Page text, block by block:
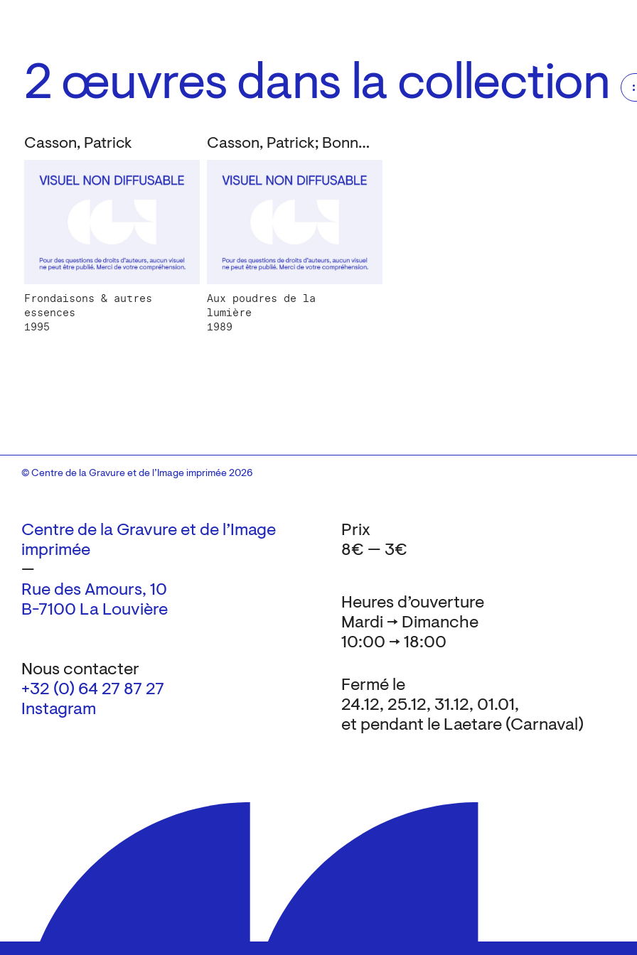
2 œuvres dans la collection
Casson, Patrick
Frondaisons & autres
essences
1995
Casson, Patrick; Bonnet-Rochaix, Nade
Aux poudres de la
lumière
1989
Centre de la Gravure et de l’Image
imprimée
—
Rue des Amours, 10
B-7100 La Louvière
Nous contacter
+32 (0) 64 27 87 27
Instagram
Heures d’ouverture
Mardi → Dimanche
10:00 → 18:00
Fermé le
24.12, 25.12, 31.12, 01.01,
et pendant le Laetare (Carnaval)
Prix
8€ — 3€
© Centre de la Gravure et de l’Image imprimée 2026